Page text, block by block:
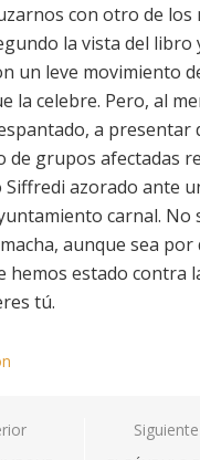
con otro de los
la vista del libro
un leve movimiento
la celebre. Pero, al
a presentar
grupos afectadas
Siffredi azorado ante
carnal. No
aunque sea por
estado contra
tú.